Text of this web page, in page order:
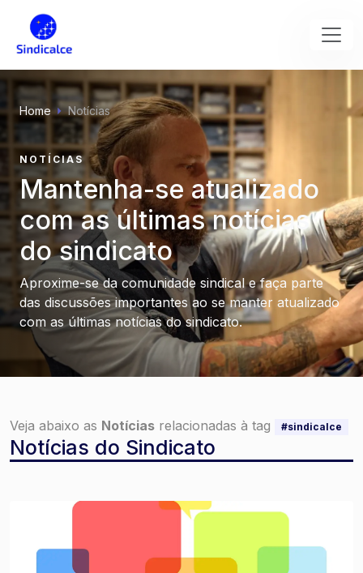
Home Notícias
NOTÍCIAS
Mantenha-se atualizado
com as últimas notícias
do sindicato
Aproxime-se da comunidade sindical e faça parte
das discussões importantes ao se manter atualizado
com as últimas notícias do sindicato.
Veja abaixo as Notícias relacionadas à tag #sindicalce
Notícias do Sindicato